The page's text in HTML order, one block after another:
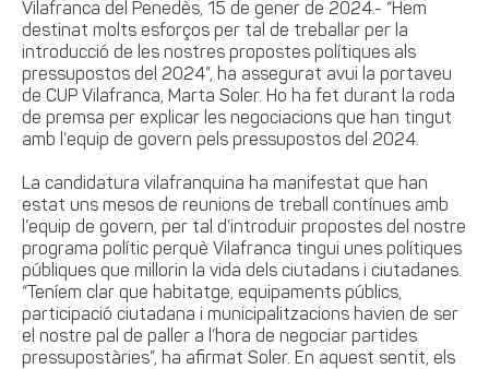
Vilafranca del Penedès, 15 de gener de 2024.- “Hem
destinat molts esforços per tal de treballar per la
introducció de les nostres propostes polítiques als
pressupostos del 2024”, ha assegurat avui la portaveu
de CUP Vilafranca, Marta Soler. Ho ha fet durant la roda
de premsa per explicar les negociacions que han tingut
amb l’equip de govern pels pressupostos del 2024.
La candidatura vilafranquina ha manifestat que han
estat uns mesos de reunions de treball contínues amb
l’equip de govern, per tal d’introduir propostes del nostre
programa polític perquè Vilafranca tingui unes polítiques
públiques que millorin la vida dels ciutadans i ciutadanes.
“Teníem clar que habitatge, equipaments públics,
participació ciutadana i municipalitzacions havien de ser
el nostre pal de paller a l’hora de negociar partides
pressupostàries”, ha afirmat Soler. En aquest sentit, els